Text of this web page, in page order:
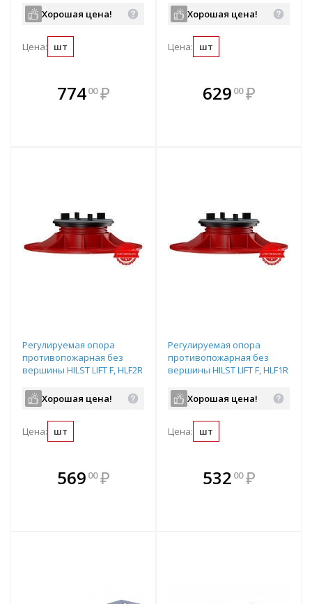
Хорошая цена!
Цена: шт
77400 ₽
В комплекте
всегда выгоднее!
Хорошая цена!
Цена: шт
В комплекте
всегда выгоднее!
629 00 ₽
Регулируемая опора
противопожарная без
вершины HILST LIFT F, HLF2R
Хорошая цена!
Цена: шт
569 00 ₽
В комплекте
всегда выгоднее!
Регулируемая опора
противопожарная без
вершины HILST LIFT F, HLF1R
Хорошая цена!
Цена: шт
В комплекте
всегда выгоднее!
532 00 ₽